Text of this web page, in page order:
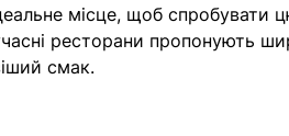
місце, щоб спробувати
ресторани пропонують
смак.